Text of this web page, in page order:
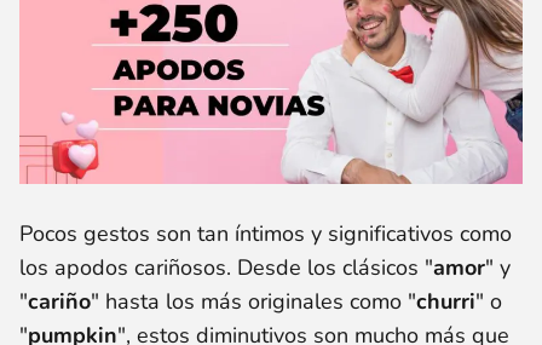
Pocos gestos son tan íntimos y significativos como
los apodos cariñosos. Desde los clásicos "amor" y
"cariño" hasta los más originales como "churri" o
"pumpkin", estos diminutivos son mucho más que